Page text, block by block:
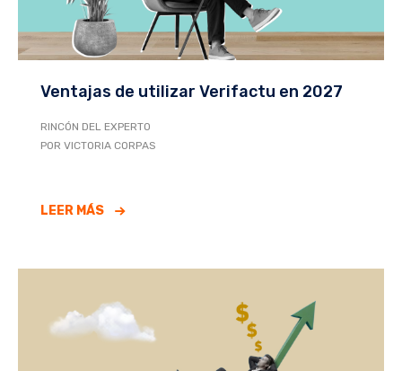
Ventajas de utilizar Verifactu en 2027
RINCÓN DEL EXPERTO
POR VICTORIA CORPAS
LEER MÁS